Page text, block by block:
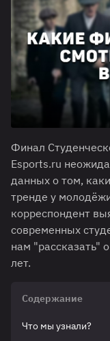
Финал
Esports.ru
данных о том,
тренде у
корреспондент
современных
нам "рассказать"
лет.
Содержание
Что мы узнали?